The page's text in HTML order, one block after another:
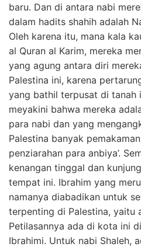
baru. Dan di antara nabi
dalam hadits shahih adalah
Oleh karena itu, mana kala
al Quran al Karim, mereka
yang agung antara diri
Palestina ini, karena
yang bathil terpusat di tanah
meyakini bahwa mereka
para nabi dan yang
Palestina banyak
penziarahan para anbiya’.
kenangan tinggal dan
tempat ini. Ibrahim yang
namanya diabadikan untuk
terpenting di Palestina, yaitu
Petilasannya ada di kota ini
Ibrahimi. Untuk nabi Shaleh,